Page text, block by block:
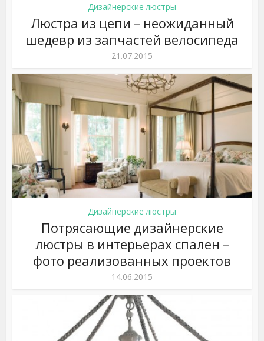
Дизайнерские люстры
Люстра из цепи – неожиданный
шедевр из запчастей велосипеда
21.07.2015
Дизайнерские люстры
Потрясающие дизайнерские
люстры в интерьерах спален –
фото реализованных проектов
14.06.2015